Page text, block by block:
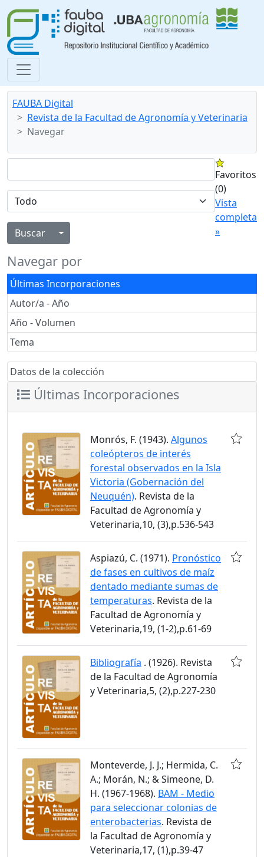
FAUBA Digital
Revista de la Facultad de Agronomía y Veterinaria
Navegar
Alternar menú desplegable
Favoritos
(0)
Vista
completa
»
Navegar por
Últimas Incorporaciones
Autor/a - Año
Año - Volumen
Tema
Datos de la colección
Últimas Incorporaciones
Monrós, F. (1943). Algunos
coleópteros de interés
forestal observados en la Isla
Victoria (Gobernación del
Neuquén). Revista de la
Facultad de Agronomía y
Veterinaria,10, (3),p.536-543
Aspiazú, C. (1971). Pronóstico
de fases en cultivos de maíz
dentado mediante sumas de
temperaturas. Revista de la
Facultad de Agronomía y
Veterinaria,19, (1-2),p.61-69
Bibliografía . (1926). Revista
de la Facultad de Agronomía
y Veterinaria,5, (2),p.227-230
Monteverde, J. J.; Hermida, C.
A.; Morán, N.; & Simeone, D.
H. (1967-1968). BAM - Medio
para seleccionar colonias de
enterobacterias. Revista de
la Facultad de Agronomía y
Veterinaria,17, (1),p.39-47